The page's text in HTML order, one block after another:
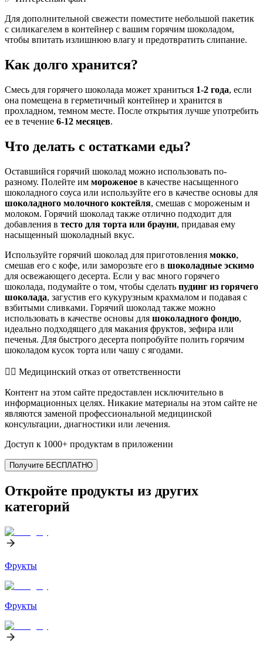
Для дополнительной свежести поместите небольшой пакетик
с силикагелем в контейнер с вашим горячим шоколадом,
чтобы впитать излишнюю влагу и предотвратить слипание.
Как долго хранится?
Смесь для горячего шоколада может храниться 1-2 года, если
она помещена в герметичный контейнер и хранится в
прохладном, темном месте. После открытия лучше употребить
ее в течение 6-12 месяцев.
Что делать с остатками еды?
Оставшийся горячий шоколад можно использовать по-
разному. Полейте им мороженое в качестве насыщенного
шоколадного соуса или используйте его в качестве основы для
шоколадного молочного коктейля, смешав с мороженым и
молоком. Горячий шоколад также отлично подходит для
добавления в тесто для торта или брауни, придавая ему
насыщенный шоколадный вкус.
Используйте горячий шоколад для приготовления мокко,
смешав его с кофе, или заморозьте его в шоколадные эскимо
для освежающего десерта. Если у вас много горячего
шоколада, подумайте о том, чтобы сделать пудинг из горячего
шоколада, загустив его кукурузным крахмалом и подавая с
взбитыми сливками. Горячий шоколад также можно
использовать в качестве основы для шоколадного фондю,
идеально подходящего для макания фруктов, зефира или
печенья. Для быстрого десерта попробуйте полить горячим
шоколадом кусок торта или чашу с ягодами.
👨‍⚕️️ Медицинский отказ от ответственности
Контент на этом сайте предоставлен исключительно в
информационных целях. Никакие материалы на этом сайте не
являются заменой профессиональной медицинской
консультации, диагностики или лечения.
Доступ к 1000+ продуктам в приложении
Получите БЕСПЛАТНО
Откройте продукты из других
категорий
Фрукты
Фрукты